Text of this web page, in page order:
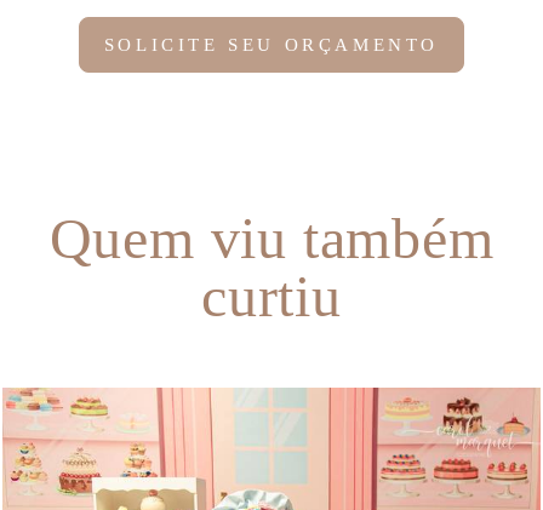
SOLICITE SEU ORÇAMENTO
Quem viu também
curtiu